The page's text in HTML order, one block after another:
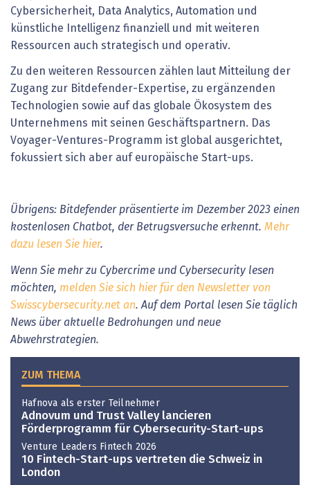
Cybersicherheit, Data Analytics, Automation und
künstliche Intelligenz finanziell und mit weiteren
Ressourcen auch strategisch und operativ.
Zu den weiteren Ressourcen zählen laut Mitteilung der
Zugang zur Bitdefender-Expertise, zu ergänzenden
Technologien sowie auf das globale Ökosystem des
Unternehmens mit seinen Geschäftspartnern. Das
Voyager-Ventures-Programm ist global ausgerichtet,
fokussiert sich aber auf europäische Start-ups.
Übrigens: Bitdefender präsentierte im Dezember 2023 einen
kostenlosen Chatbot, der Betrugsversuche erkennt. Mehr
dazu lesen Sie hier.
Wenn Sie mehr zu Cybercrime und Cybersecurity lesen
möchten, melden Sie sich hier für den Newsletter von
Swisscybersecurity.net an. Auf dem Portal lesen Sie täglich
News über aktuelle Bedrohungen und neue
Abwehrstrategien.
ZUM THEMA
Hafnova als erster Teilnehmer
Adnovum und Trust Valley lancieren
Förderprogramm für Cybersecurity-Start-ups
Venture Leaders Fintech 2026
10 Fintech-Start-ups vertreten die Schweiz in
London